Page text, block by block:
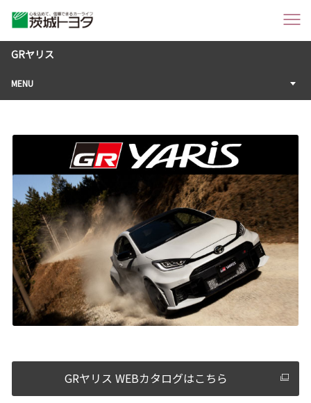
GRヤリス
MENU
GRヤリス WEBカタログはこちら